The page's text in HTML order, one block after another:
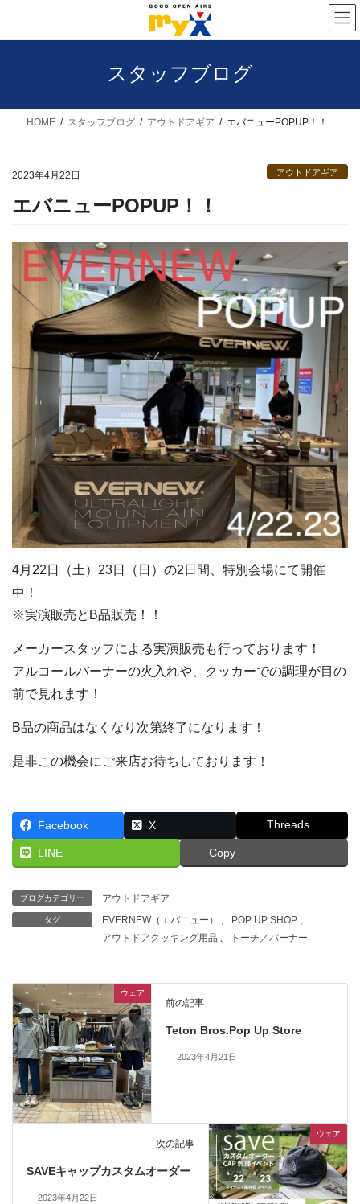
スタッフブログ
HOME スタッフブログ アウトドアギア エバニューPOPUP！！
2023年4月22日 アウトドアギア
エバニューPOPUP！！
4月22日（土）23日（日）の2日間、特別会場にて開催
中！
※実演販売とB品販売！！
メーカースタッフによる実演販売も行っております！
アルコールバーナーの火入れや、クッカーでの調理が目の
前で見れます！
B品の商品はなくなり次第終了になります！
是非この機会にご来店お待ちしております！
Facebook X Threads
LINE Copy
ブログカテゴリー アウトドアギア
タグ EVERNEW（エバニュー） 、 POP UP SHOP 、
アウトドアクッキング用品 、 トーチ／バーナー
ウェア
前の記事
Teton Bros.Pop Up Store
2023年4月21日
ウェア
次の記事
SAVEキャップカスタムオーダー
2023年4月22日